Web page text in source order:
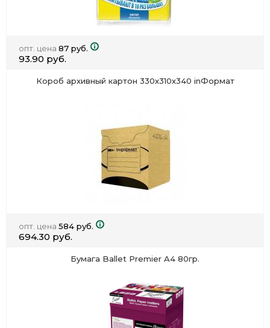
опт. цена 87 руб.
93.90 руб.
Короб архивный картон 330х310х340 inФормат
опт. цена 584 руб.
694.30 руб.
Бумага Ballet Premier A4 80гр.